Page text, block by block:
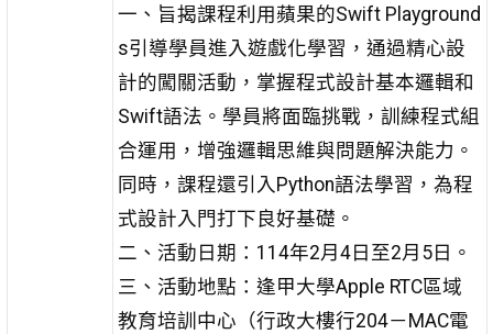
一、旨揭課程利用蘋果的Swift Playground
s引導學員進入遊戲化學習，通過精心設
計的闖關活動，掌握程式設計基本邏輯和
Swift語法。學員將面臨挑戰，訓練程式組
合運用，增強邏輯思維與問題解決能力。
同時，課程還引入Python語法學習，為程
式設計入門打下良好基礎。
二、活動日期：114年2月4日至2月5日。
三、活動地點：逢甲大學Apple RTC區域
教育培訓中心（行政大樓行204－MAC電